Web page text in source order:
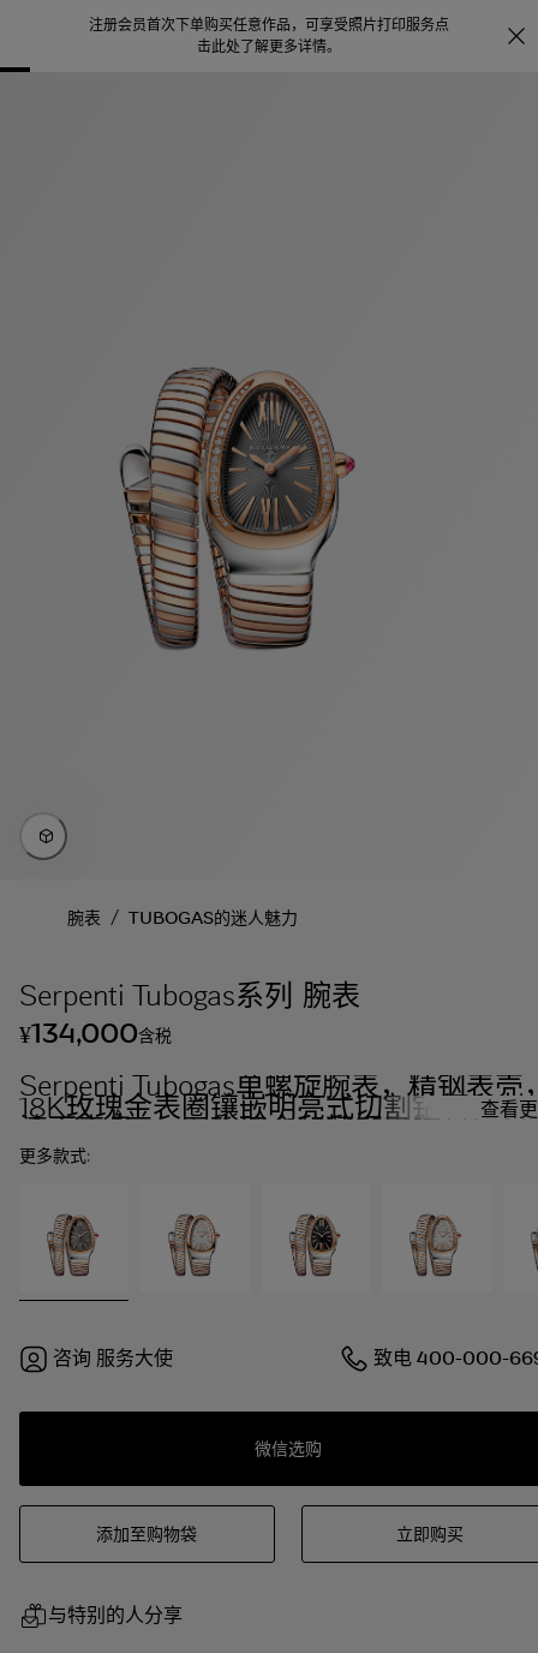
注册会员首次下单购买任意作品，可享受照片打印服务点
击此处了解更多详情。
腕表 / TUBOGAS的迷人魅力
Serpenti Tubogas系列 腕表
¥134,000含税
Serpenti Tubogas单螺旋腕表，精钢表壳
18K玫瑰金表圈镶嵌明亮式切割钻石，灰
漆面表盘，18K玫瑰金和精钢表链。 查看
更多款式:
咨询 服务大使 致电400-000-
微信选购
添加至购物袋 立即购买
与特别的人分享